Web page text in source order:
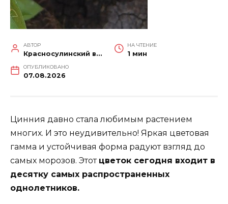
АВТОР
Красносулинский вестник
НА ЧТЕНИЕ
1 мин
ОПУБЛИКОВАНО
07.08.2026
Цинния давно стала любимым растением
многих. И это неудивительно! Яркая цветовая
гамма и устойчивая форма радуют взгляд до
самых морозов. Этот цветок сегодня входит в
десятку самых распространенных
однолетников.